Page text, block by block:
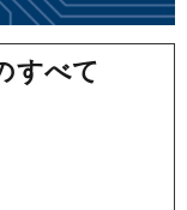
すべて